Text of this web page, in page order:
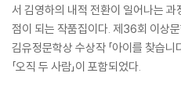
서 김영하의 내적 전환이 일어나는
점이 되는 작품집이다. 제36회 이상문
김유정문학상 수상작 「아이를 찾습
「오직 두 사람」이 포함되었다.